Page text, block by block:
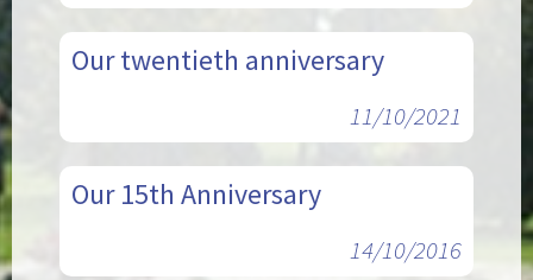
Our twentieth anniversary
11/10/2021
Our 15th Anniversary
14/10/2016